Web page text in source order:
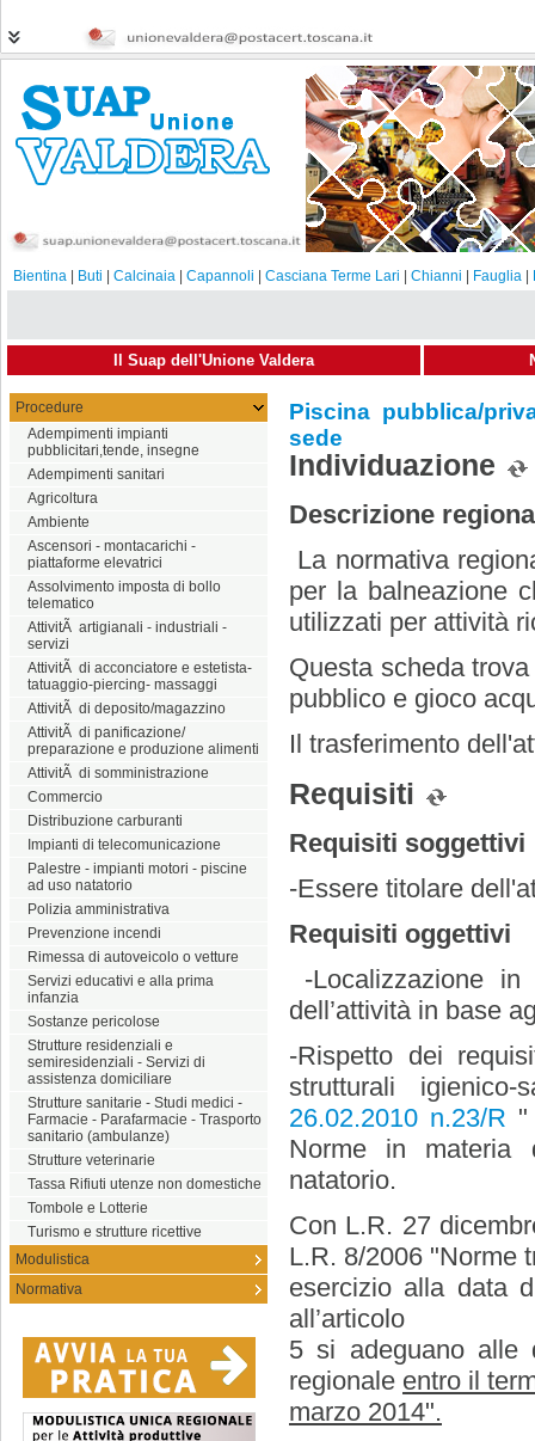
Bientina Buti Calcinaia Capannoli Casciana Terme Lari Chianni Fauglia
Il Suap dell'Unione Valdera
Procedure
Adempimenti impianti
pubblicitari,tende, insegne
Adempimenti sanitari
Agricoltura
Ambiente
Ascensori - montacarichi -
piattaforme elevatrici
Assolvimento imposta di bollo
telematico
AttivitÃ artigianali - industriali -
servizi
AttivitÃ di acconciatore e estetista-
tatuaggio-piercing- massaggi
AttivitÃ di deposito/magazzino
AttivitÃ di panificazione/
preparazione e produzione alimenti
AttivitÃ di somministrazione
Commercio
Distribuzione carburanti
Impianti di telecomunicazione
Palestre - impianti motori - piscine
ad uso natatorio
Polizia amministrativa
Prevenzione incendi
Rimessa di autoveicolo o vetture
Servizi educativi e alla prima
infanzia
Sostanze pericolose
Strutture residenziali e
semiresidenziali - Servizi di
assistenza domiciliare
Strutture sanitarie - Studi medici -
Farmacie - Parafarmacie - Trasporto
sanitario (ambulanze)
Strutture veterinarie
Tassa Rifiuti utenze non domestiche
Tombole e Lotterie
Turismo e strutture ricettive
Modulistica
Normativa
Piscina pubblica/
sede
Individuazione
Descrizione
La normativa
per la balneazione
utilizzati per attività
Questa scheda
pubblico e gioco
Il trasferimento
Requisiti
Requisiti soggettivi
-Essere titolare
Requisiti oggettivi
-Localizzazione
dell’attività in base
-Rispetto dei
strutturali
26.02.2010 n.23/R "
Norme in materia
natatorio.
Con L.R. 27
L.R. 8/2006 "Norme
esercizio alla data
all’articolo
5 si adeguano alle
regionale entro il
marzo 2014".